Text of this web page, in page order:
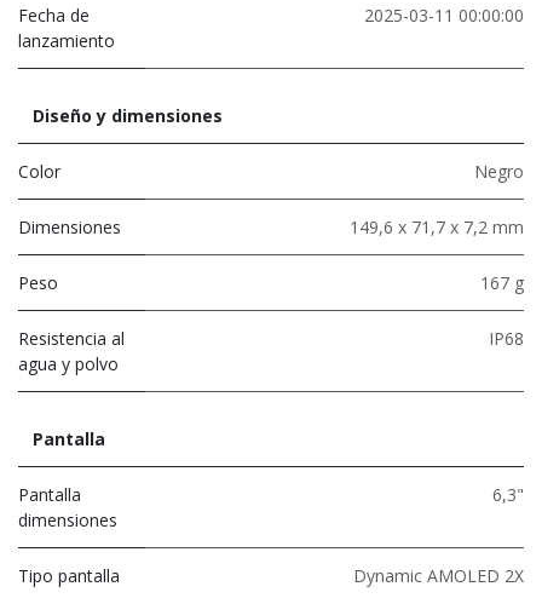
Fecha de
lanzamiento
2025-03-11 00:00:00
Diseño y dimensiones
Color Negro
Dimensiones 149,6 x 71,7 x 7,2 mm
Peso 167 g
Resistencia al
agua y polvo
IP68
Pantalla
Pantalla
dimensiones
6,3"
Tipo pantalla Dynamic AMOLED 2X